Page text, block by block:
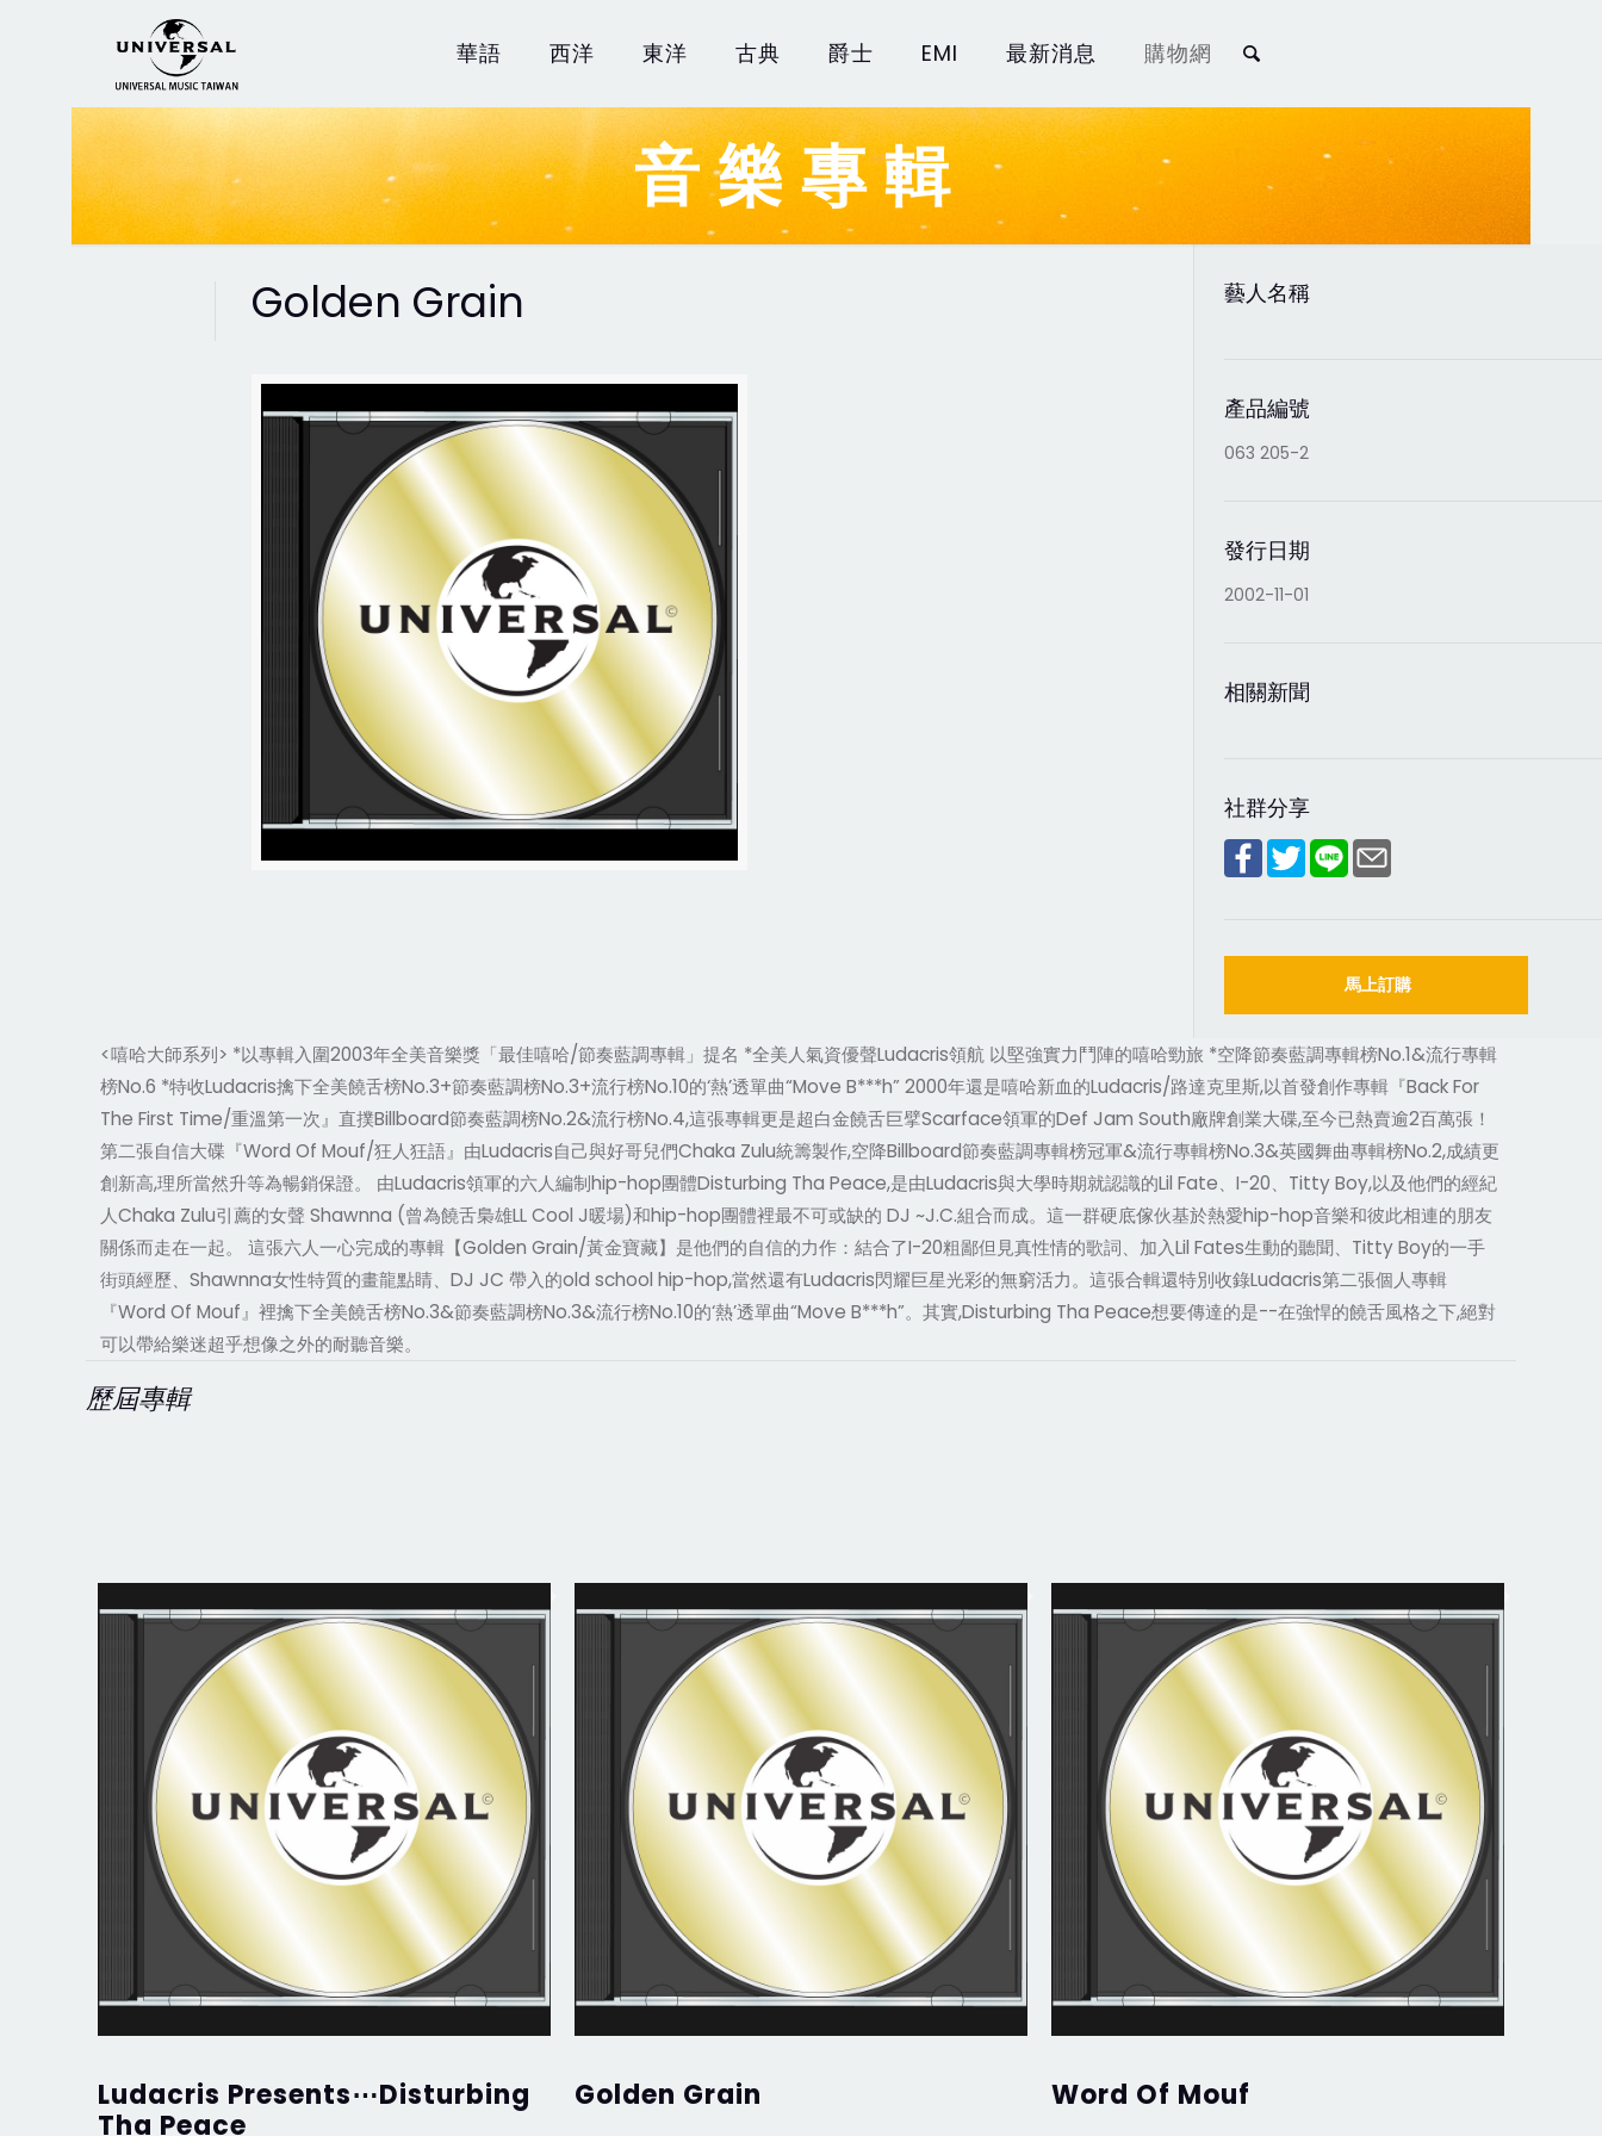
華語 西洋 東洋 古典 爵士 EMI 最新消息 購物網
音樂專輯
Golden Grain 藝人名稱
產品編號
063 205-2
發行日期
2002-11-01
相關新聞
社群分享
馬上訂購
<嘻哈大師系列> *以專輯入圍2003年全美音樂獎「最佳嘻哈/節奏藍調專輯」提名 *全美人氣資優聲Ludacris領航 以堅強實力鬥陣的嘻哈勁旅 *空降節奏藍調專輯榜No.1&流行專輯
榜No.6 *特收Ludacris擒下全美饒舌榜No.3+節奏藍調榜No.3+流行榜No.10的‘熱’透單曲“Move B***h” 2000年還是嘻哈新血的Ludacris/路達克里斯,以首發創作專輯『Back For
The First Time/重溫第一次』直撲Billboard節奏藍調榜No.2&流行榜No.4,這張專輯更是超白金饒舌巨擘Scarface領軍的Def Jam South廠牌創業大碟,至今已熱賣逾2百萬張！
第二張自信大碟『Word Of Mouf/狂人狂語』由Ludacris自己與好哥兒們Chaka Zulu統籌製作,空降Billboard節奏藍調專輯榜冠軍&流行專輯榜No.3&英國舞曲專輯榜No.2,成績更
創新高,理所當然升等為暢銷保證。 由Ludacris領軍的六人編制hip-hop團體Disturbing Tha Peace,是由Ludacris與大學時期就認識的Lil Fate、I-20、Titty Boy,以及他們的經紀
人Chaka Zulu引薦的女聲 Shawnna (曾為饒舌梟雄LL Cool J暖場)和hip-hop團體裡最不可或缺的 DJ ~J.C.組合而成。這一群硬底傢伙基於熱愛hip-hop音樂和彼此相連的朋友
關係而走在一起。 這張六人一心完成的專輯【Golden Grain/黃金寶藏】是他們的自信的力作：結合了I-20粗鄙但見真性情的歌詞、加入Lil Fates生動的聽聞、Titty Boy的一手
街頭經歷、Shawnna女性特質的畫龍點睛、DJ JC 帶入的old school hip-hop,當然還有Ludacris閃耀巨星光彩的無窮活力。這張合輯還特別收錄Ludacris第二張個人專輯
『Word Of Mouf』裡擒下全美饒舌榜No.3&節奏藍調榜No.3&流行榜No.10的‘熱’透單曲“Move B***h”。其實,Disturbing Tha Peace想要傳達的是--在強悍的饒舌風格之下,絕對
可以帶給樂迷超乎想像之外的耐聽音樂。
歷屆專輯
Ludacris Presents⋯Disturbing
Tha Peace
Golden Grain Word Of Mouf